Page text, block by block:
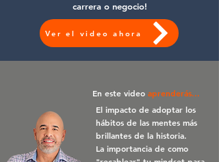
carrera o negocio!
Ver el video ahora
En este video aprenderás...
El impacto de adoptar los
hábitos de las mentes más
brillantes de la historia.
La importancia de como